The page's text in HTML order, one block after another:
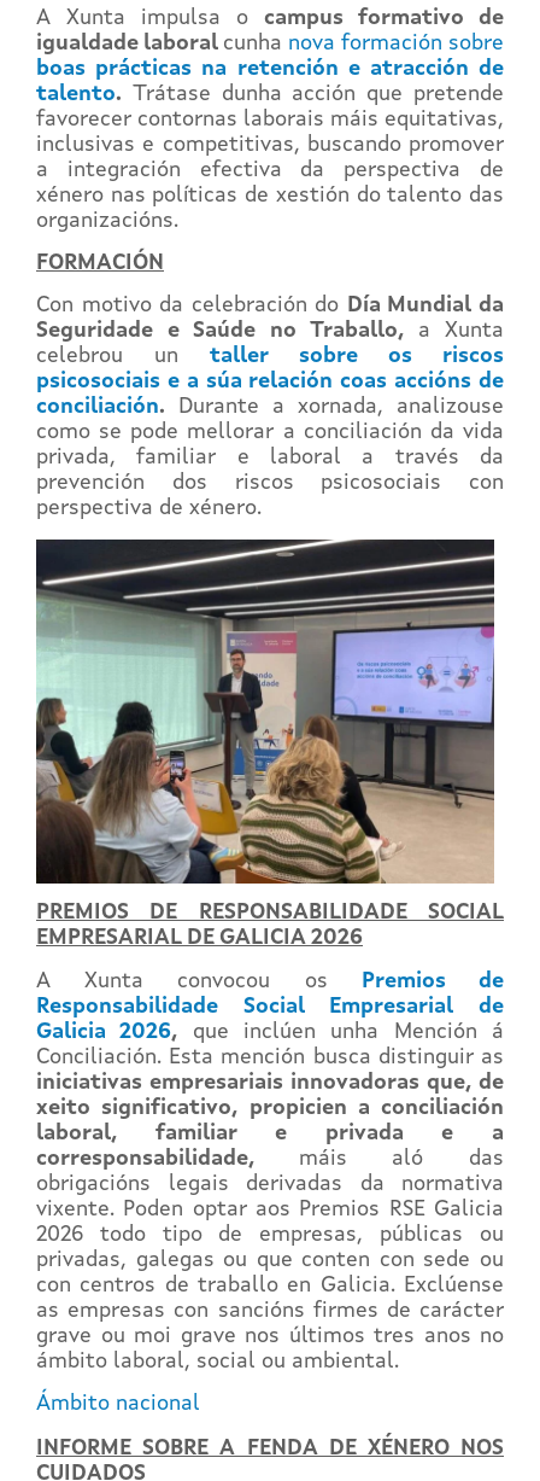
A Xunta impulsa o campus formativo de
igualdade laboral cunha nova formación sobre
boas prácticas na retención e atracción de
talento. Trátase dunha acción que pretende
favorecer contornas laborais máis equitativas,
inclusivas e competitivas, buscando promover
a integración efectiva da perspectiva de
xénero nas políticas de xestión do talento das
organizacións.
FORMACIÓN
Con motivo da celebración do
Día Mundial da
Seguridade e Saúde no Traballo, a Xunta
celebrou un taller sobre os riscos
psicosociais e a súa relación coas accións de
conciliación. Durante a xornada, analizouse
como se pode mellorar a conciliación da vida
privada, familiar e laboral a través da
prevención dos riscos psicosociais con
perspectiva de xénero.
PREMIOS DE RESPONSABILIDADE SOCIAL
EMPRESARIAL DE GALICIA 2026
A Xunta convocou os
Premios de
Responsabilidade Social Empresarial de
Galicia 2026, que inclúen unha Mención á
Conciliación. Esta mención busca distinguir as
iniciativas empresariais innovadoras que, de
xeito significativo, propicien a conciliación
laboral, familiar e privada e a
corresponsabilidade, máis aló das
obrigacións legais derivadas da normativa
vixente. Poden optar aos Premios RSE Galicia
2026 todo tipo de empresas, públicas ou
privadas, galegas ou que conten con sede ou
con centros de traballo en Galicia. Exclúense
as empresas con sancións firmes de carácter
grave ou moi grave nos últimos tres anos no
ámbito laboral, social ou ambiental.
Ámbito nacional
INFORME SOBRE A FENDA DE XÉNERO NOS
CUIDADOS